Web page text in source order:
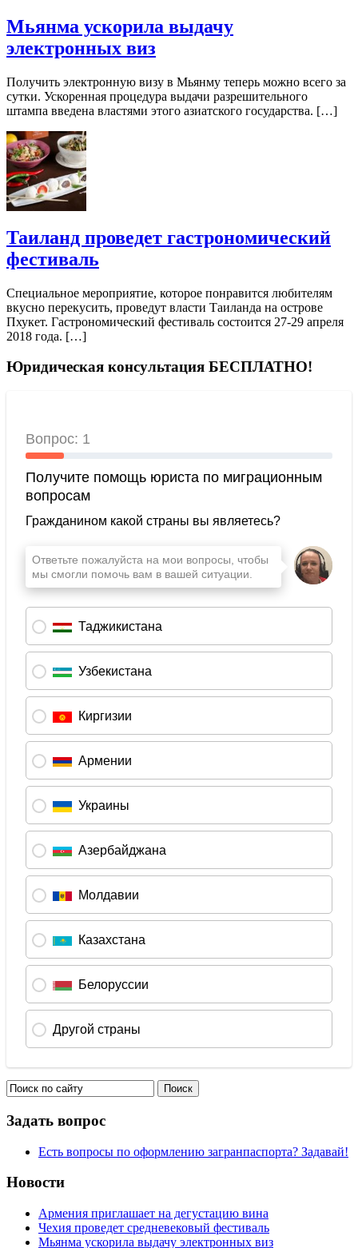
Мьянма ускорила выдачу
электронных виз
Получить электронную визу в Мьянму теперь можно всего за
сутки. Ускоренная процедура выдачи разрешительного
штампа введена властями этого азиатского государства. […]
Таиланд проведет гастрономический
фестиваль
Специальное мероприятие, которое понравится любителям
вкусно перекусить, проведут власти Таиланда на острове
Пхукет. Гастрономический фестиваль состоится 27-29 апреля
2018 года. […]
Юридическая консультация БЕСПЛАТНО!
Задать вопрос
Есть вопросы по оформлению загранпаспорта? Задавай!
Новости
Армения приглашает на дегустацию вина
Чехия проведет средневековый фестиваль
Мьянма ускорила выдачу электронных виз